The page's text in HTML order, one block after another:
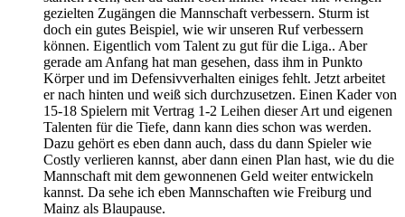
gezielten Zugängen die Mannschaft verbessern. Sturm ist
doch ein gutes Beispiel, wie wir unseren Ruf verbessern
können. Eigentlich vom Talent zu gut für die Liga.. Aber
gerade am Anfang hat man gesehen, dass ihm in Punkto
Körper und im Defensivverhalten einiges fehlt. Jetzt arbeitet
er nach hinten und weiß sich durchzusetzen. Einen Kader von
15-18 Spielern mit Vertrag 1-2 Leihen dieser Art und eigenen
Talenten für die Tiefe, dann kann dies schon was werden.
Dazu gehört es eben dann auch, dass du dann Spieler wie
Costly verlieren kannst, aber dann einen Plan hast, wie du die
Mannschaft mit dem gewonnenen Geld weiter entwickeln
kannst. Da sehe ich eben Mannschaften wie Freiburg und
Mainz als Blaupause.